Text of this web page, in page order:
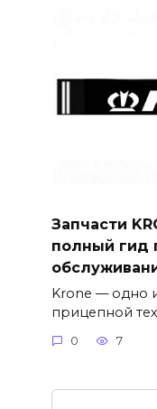
Запчасти
полный гид
Krone — одно
прицепной
0 7